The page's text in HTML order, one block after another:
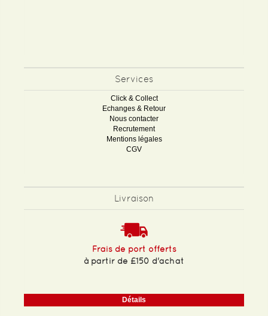
Services
Click & Collect
Echanges & Retour
Nous contacter
Recrutement
Mentions légales
CGV
Livraison
Frais de port offerts
à partir de £150 d'achat
Détails